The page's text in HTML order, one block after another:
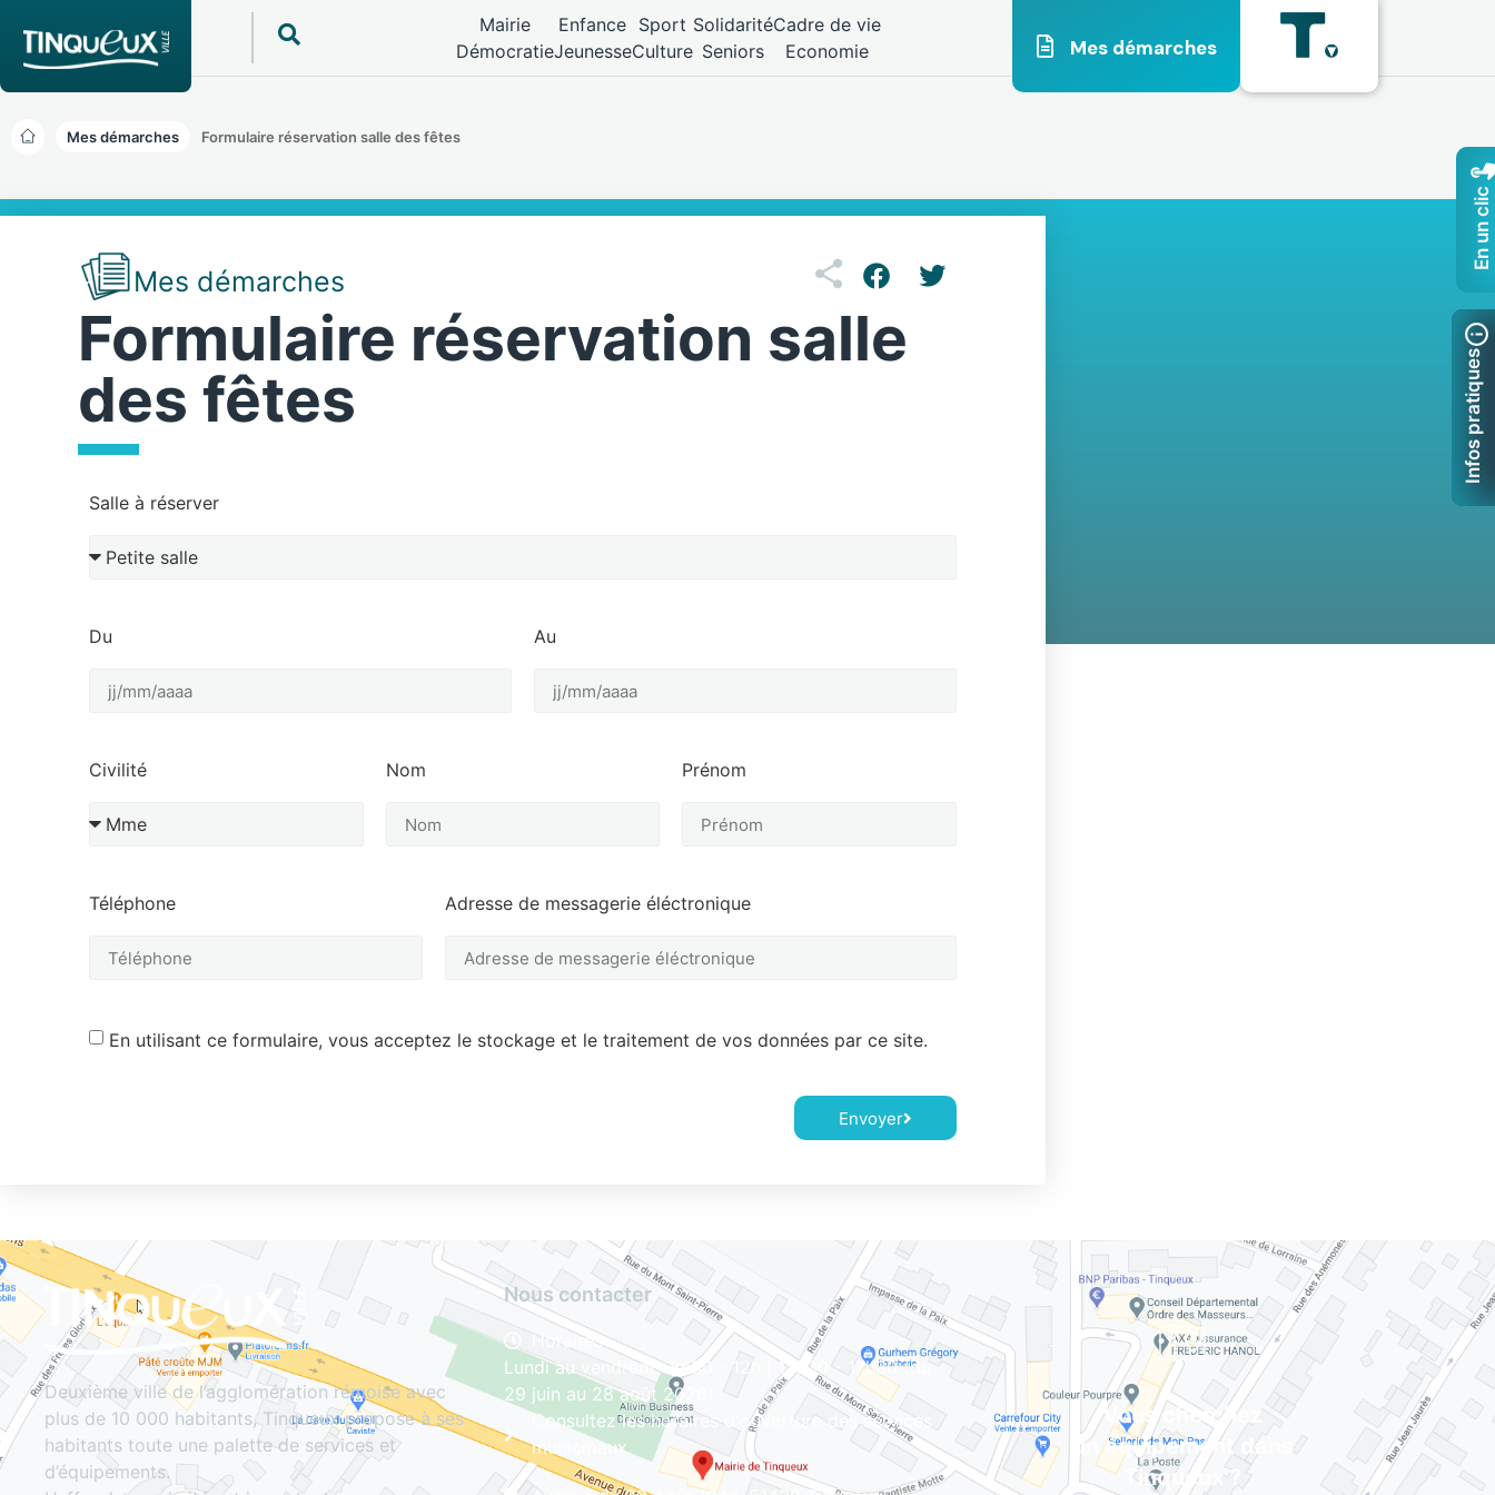
Mairie
Démocratie
Enfance
Jeunesse
Sport
Culture
Solidarité
Seniors
Cadre de vie
Economie
Mes démarches
Mes démarches Formulaire réservation salle des fêtes
Mes démarches
Formulaire réservation salle
des fêtes
Salle à réserver
Du Au
Civilité Nom Prénom
Téléphone Adresse de messagerie éléctronique
En utilisant ce formulaire, vous acceptez le stockage et le traitement de vos données par ce site.
Envoyer
Deuxième ville de l’agglomération rémoise avec
plus de 10 000 habitants, Tinqueux propose à ses
habitants toute une palette de services et
d’équipements.
Nous contacter
Horaires
Lundi au vendredi : 8h30 - 12h | 13h30 - 17h30 (du
29 juin au 28 août 2026)
Consultez les horaires d'ouverture des services
municipaux
Vous cherchez
un équipement dans
Tinqueux ?
En un clic
Infos pratiques